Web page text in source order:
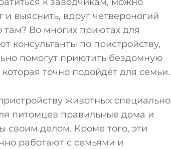
и выяснить, вдруг четвероногий
Во многих приютах для
консультанты по пристройству,
помогут приютить бездомную
точно подойдёт для семьи.
животных специально
питомцев правильные дома и
своим делом. Кроме того, эти
работают с семьями и